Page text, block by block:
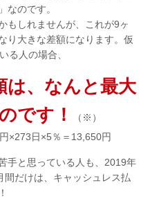
なのです。
もしれませんが、これが9ヶ
り大きな差額になります。仮
る人の場合、
は、なんと最大
です！
（※）
×273日×5％＝13,650円
手と思っている人も、2019年
だけは、キャッシュレス払